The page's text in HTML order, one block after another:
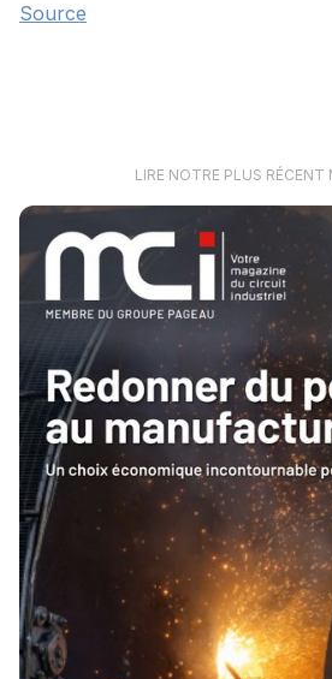
Source
LIRE NOTRE PLUS RÉCENT